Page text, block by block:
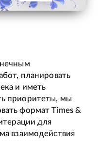
планировать
и иметь
приоритеты, мы
формат Times &
для
взаимодействия